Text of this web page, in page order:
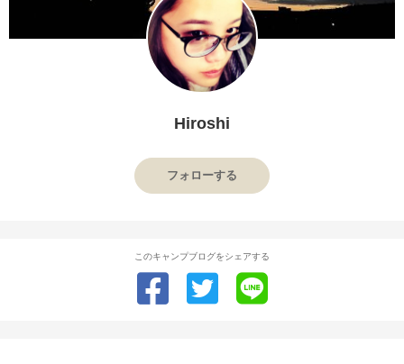
Hiroshi
フォローする
このキャンプブログをシェアする